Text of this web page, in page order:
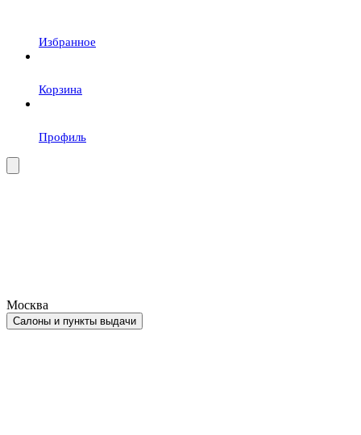
Избранное
Корзина
Профиль
Москва
Салоны и пункты выдачи